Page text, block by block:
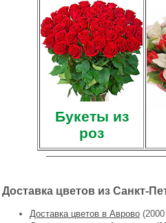
Букеты из
роз
Доставка цветов из Санкт-
Доставка цветов в Аврово